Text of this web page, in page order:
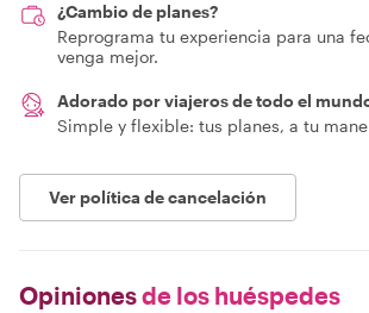
¿Cambio de planes?
Reprograma tu experiencia para una
venga mejor.
Adorado por viajeros de todo el
Simple y flexible: tus planes, a tu
Ver política de cancelación
Opinionesde los huéspedes